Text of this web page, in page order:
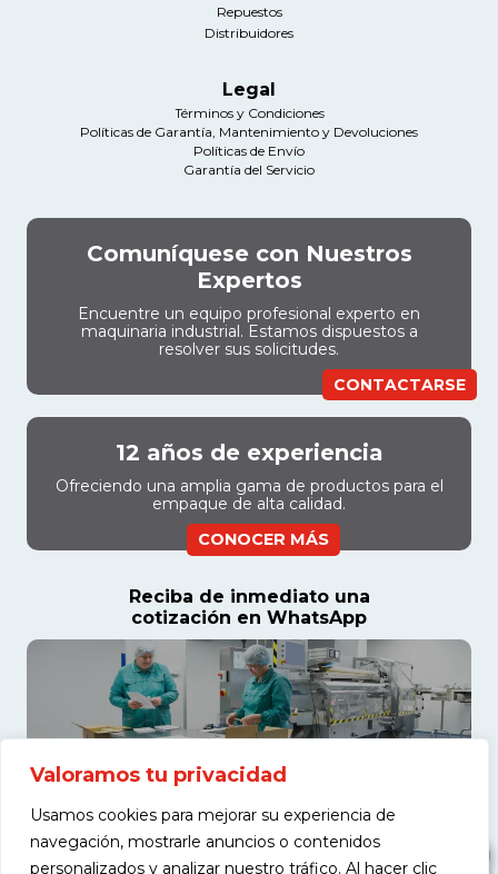
Valoramos tu privacidad
Usamos cookies para mejorar su experiencia de
navegación, mostrarle anuncios o contenidos
personalizados y analizar nuestro tráfico. Al hacer clic
Repuestos
Distribuidores
Legal
Términos y Condiciones
Políticas de Garantía, Mantenimiento y Devoluciones
Políticas de Envío
Garantía del Servicio
Comuníquese con Nuestros
Expertos
Encuentre un equipo profesional experto en
maquinaria industrial. Estamos dispuestos a
resolver sus solicitudes.
CONTACTARSE
12 años de experiencia
Ofreciendo una amplia gama de productos para el
empaque de alta calidad.
CONOCER MÁS
Reciba de inmediato una
cotización en WhatsApp